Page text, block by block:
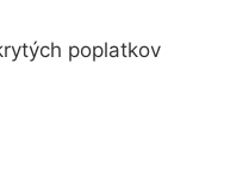
poplatkov